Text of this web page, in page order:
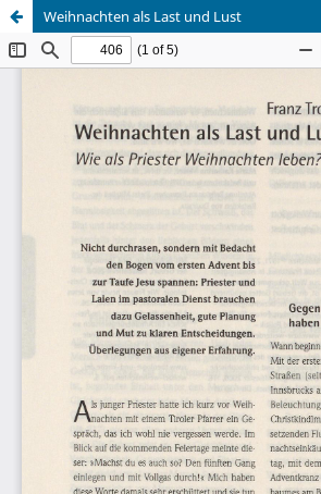
Weihnachten als Last und Lust